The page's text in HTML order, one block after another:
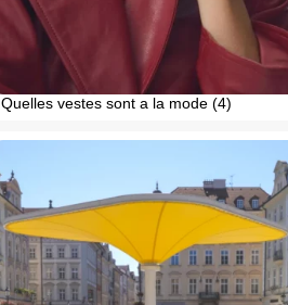
Quelles vestes sont a la mode (4)